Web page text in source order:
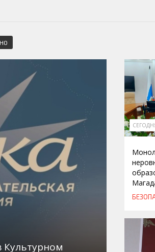
Культурном